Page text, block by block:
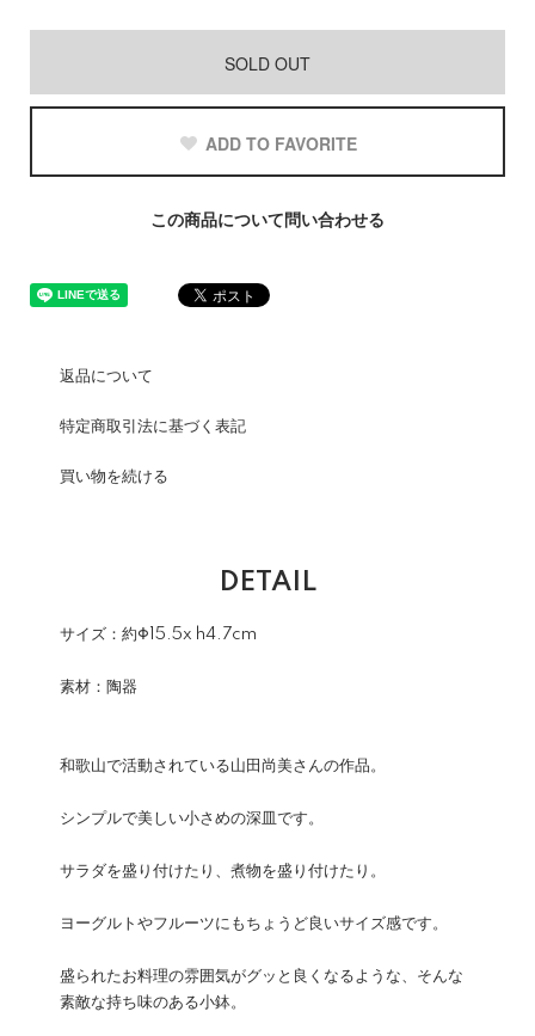
SOLD OUT
ADD TO FAVORITE
この商品について問い合わせる
返品について
特定商取引法に基づく表記
買い物を続ける
DETAIL
サイズ：約Φ15.5x h4.7cm
素材：陶器
和歌山で活動されている山田尚美さんの作品。
シンプルで美しい小さめの深皿です。
サラダを盛り付けたり、煮物を盛り付けたり。
ヨーグルトやフルーツにもちょうど良いサイズ感です。
盛られたお料理の雰囲気がグッと良くなるような、そんな
素敵な持ち味のある小鉢。